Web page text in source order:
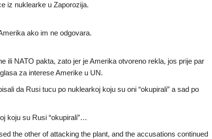
iz nuklearke u Zaporozija.
ako im ne odgovara.
ili NATO pakta, zato jer je Amerika otvoreno rekla, jos prije par
za interese Amerike u UN.
da Rusi tucu po nuklearkoj koju su oni “okupirali” a sad po
koju su Rusi “okupirali”…
the other of attacking the plant, and the accusations continued